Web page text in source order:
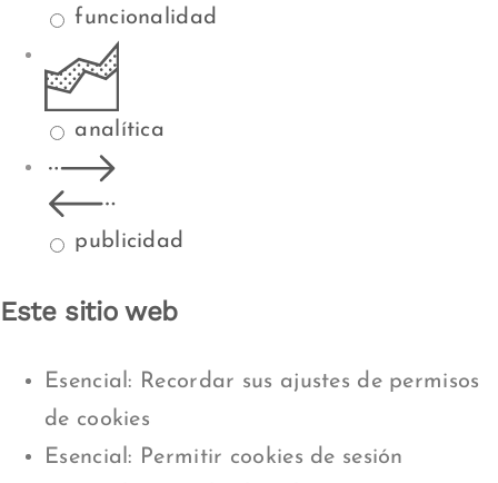
funcionalidad
analítica
publicidad
Este sitio web
Esencial: Recordar sus ajustes de permisos
de cookies
Esencial: Permitir cookies de sesión